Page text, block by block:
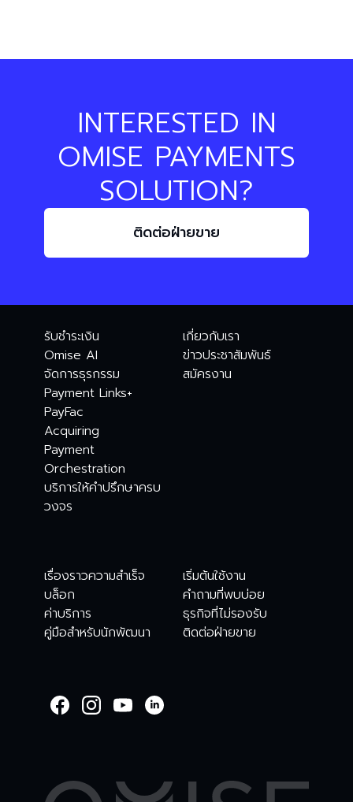
INTERESTED IN
OMISE PAYMENTS
SOLUTION?
ติดต่อฝ่ายขาย
รับชำระเงิน
Omise AI
จัดการธุรกรรม
Payment Links+
PayFac
Acquiring
Payment
Orchestration
บริการให้คำปรึกษาครบ
วงจร
เกี่ยวกับเรา
ข่าวประชาสัมพันธ์
สมัครงาน
เรื่องราวความสำเร็จ
บล็อก
ค่าบริการ
คู่มือสำหรับนักพัฒนา
เริ่มต้นใช้งาน
คำถามที่พบบ่อย
ธุรกิจที่ไม่รองรับ
ติดต่อฝ่ายขาย
OMISE SUPPORT.
HOW CAN WE